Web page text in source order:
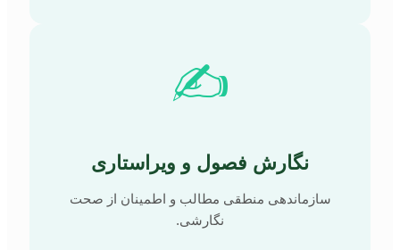
✍️
نگارش فصول و ویراستاری
سازماندهی منطقی مطالب و اطمینان از صحت
نگارشی.